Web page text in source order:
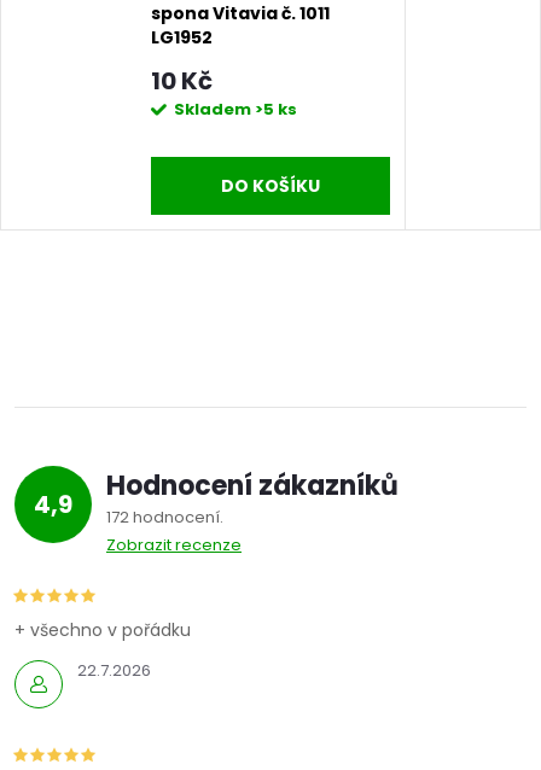
spona Vitavia č. 1011
LG1952
10 Kč
Skladem >5 ks
DO KOŠÍKU
4,9 Hodnocení zákazníků
172 hodnocení
Zobrazit recenze
22.7.2026
+ všechno v pořádku